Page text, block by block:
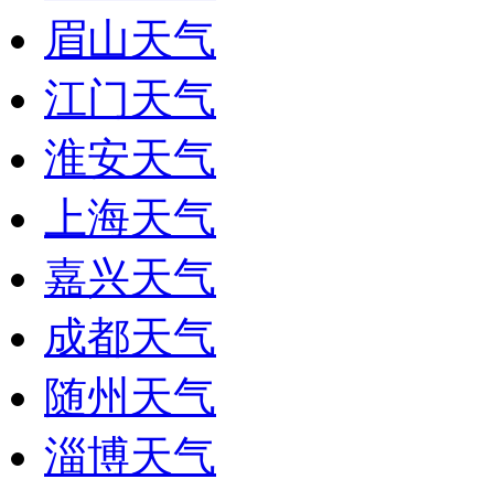
眉山天气
江门天气
淮安天气
上海天气
嘉兴天气
成都天气
随州天气
淄博天气